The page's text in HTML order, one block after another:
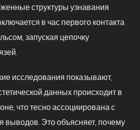
структуры узнавания
в час первого контакта
запуская цепочку
исследования показывают,
данных происходит в
что тесно ассоциирована с
выводов. Это объясняет, почему